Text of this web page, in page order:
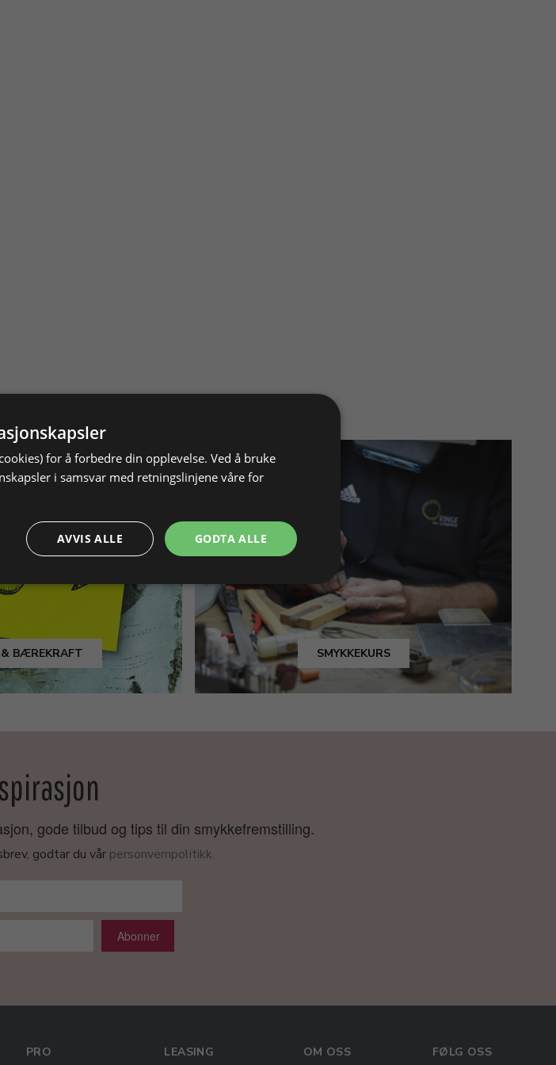
BÆREKRAFT SMYKKEKURS
gode tilbud og tips til din smykkefremstilling.
godtar du vår personvernpolitikk.
Abonner
PRO LEASING OM OSS FØLG OSS
for å forbedre din opplevelse. Ved å bruke
i samsvar med retningslinjene våre for
GODTA ALLE
AVVIS ALLE